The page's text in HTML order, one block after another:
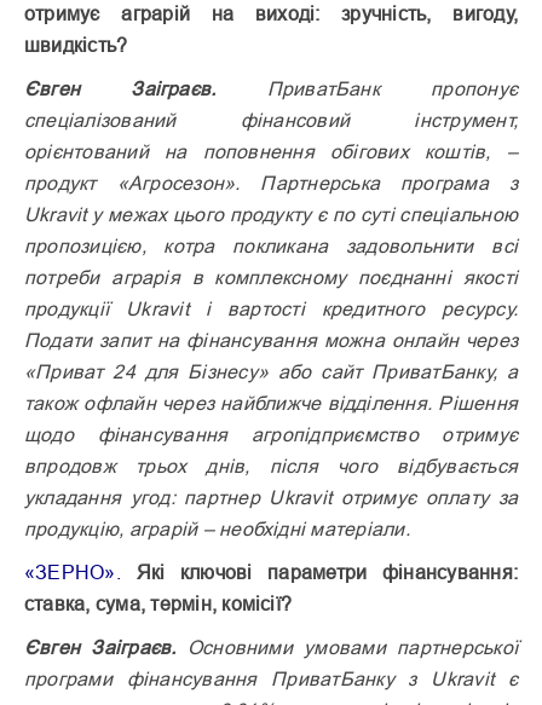
отримує аграрій на виході: зручність, вигоду,
швидкість?
Євген Заіграєв. ПриватБанк пропонує
спеціалізований фінансовий інструмент,
орієнтований на поповнення обігових коштів, –
продукт «Агросезон». Партнерська програма з
Ukravit у межах цього продукту є по суті спеціальною
пропозицією, котра покликана задовольнити всі
потреби аграрія в комплекс­ному поєднанні якості
продукції Ukravit і вартості кредитного ресурсу.
Подати запит на фінансування можна онлайн через
«Приват 24 для Бізнесу» або сайт ПриватБанку, а
також офлайн через найближче відділення. Рішення
щодо фінансування агропідприємство отримує
впродовж трьох днів, після чого відбувається
укладання угод: партнер Ukravit отримує оплату за
продукцію, аграрій – необхідні матеріали.
«ЗЕРНО».
Які ключові парамет­ри фінансування:
ставка, сума, термін, комісії?
Євген Заіграєв. Основними умовами партнерської
програми фінансування ПриватБанку з Ukravit є